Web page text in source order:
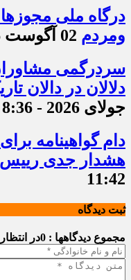
درگاه ملی
ومردم 02 آگوست 2026 - 8:16
سردرگمی
دلالان در دالان
جولای 2026 - 8:36
دام گواهینامه
هشدار جدی رییس
11:42
ثبت دیدگاه
مجموع دیدگاهها : 0 در